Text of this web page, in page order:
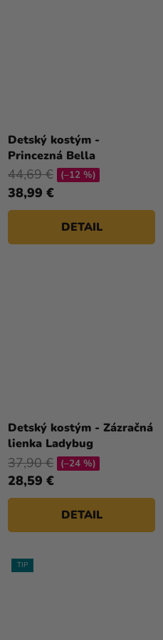
Detský kostým -
Princezná Bella
38,99 €
44,69 € (–12 %)
DETAIL
Detský kostým - Zázračná
lienka Ladybug
28,59 €
37,90 € (–24 %)
DETAIL
TIP